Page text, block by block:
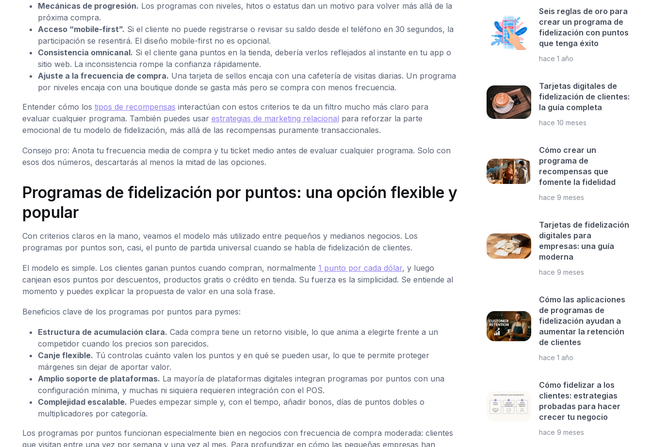
Mecánicas de progresión. Los programas con niveles, hitos o estatus dan un motivo para volver más allá de la
próxima compra.
Acceso “mobile-first”. Si el cliente no puede registrarse o revisar su saldo desde el teléfono en 30 segundos, la
participación se resentirá. El diseño mobile-first no es opcional.
Consistencia omnicanal. Si el cliente gana puntos en la tienda, debería verlos reflejados al instante en tu app o
sitio web. La inconsistencia rompe la confianza rápidamente.
Ajuste a la frecuencia de compra. Una tarjeta de sellos encaja con una cafetería de visitas diarias. Un programa
por niveles encaja con una boutique donde se gasta más pero se compra con menos frecuencia.
Entender cómo los tipos de recompensas interactúan con estos criterios te da un filtro mucho más claro para
evaluar cualquier programa. También puedes usar estrategias de marketing relacional para reforzar la parte
emocional de tu modelo de fidelización, más allá de las recompensas puramente transaccionales.
Consejo pro: Anota tu frecuencia media de compra y tu ticket medio antes de evaluar cualquier programa. Solo con
esos dos números, descartarás al menos la mitad de las opciones.
Programas de fidelización por puntos: una opción flexible y
popular
Con criterios claros en la mano, veamos el modelo más utilizado entre pequeños y medianos negocios. Los
programas por puntos son, casi, el punto de partida universal cuando se habla de fidelización de clientes.
El modelo es simple. Los clientes ganan puntos cuando compran, normalmente 1 punto por cada dólar, y luego
canjean esos puntos por descuentos, productos gratis o crédito en tienda. Su fuerza es la simplicidad. Se entiende al
momento y puedes explicar la propuesta de valor en una sola frase.
Beneficios clave de los programas por puntos para pymes:
Estructura de acumulación clara. Cada compra tiene un retorno visible, lo que anima a elegirte frente a un
competidor cuando los precios son parecidos.
Canje flexible. Tú controlas cuánto valen los puntos y en qué se pueden usar, lo que te permite proteger
márgenes sin dejar de aportar valor.
Amplio soporte de plataformas. La mayoría de plataformas digitales integran programas por puntos con una
configuración mínima, y muchas ni siquiera requieren integración con el POS.
Complejidad escalable. Puedes empezar simple y, con el tiempo, añadir bonos, días de puntos dobles o
multiplicadores por categoría.
Los programas por puntos funcionan especialmente bien en negocios con frecuencia de compra moderada: clientes
que visitan entre una vez por semana y una vez al mes. Para profundizar en cómo las pequeñas empresas han
Seis reglas de oro para
crear un programa de
fidelización con puntos
que tenga éxito
hace 1 año
Tarjetas digitales de
fidelización de clientes:
la guía completa
hace 10 meses
Cómo crear un
programa de
recompensas que
fomente la fidelidad
hace 9 meses
Tarjetas de fidelización
digitales para
empresas: una guía
moderna
hace 9 meses
Cómo las aplicaciones
de programas de
fidelización ayudan a
aumentar la retención
de clientes
hace 1 año
Cómo fidelizar a los
clientes: estrategias
probadas para hacer
crecer tu negocio
hace 9 meses